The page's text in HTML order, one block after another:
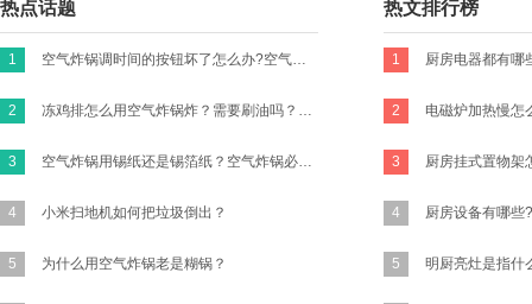
热点话题
1 空气炸锅调时间的按钮坏了怎么办?空气炸锅的时间转扭不归零咋办？
2 冻鸡排怎么用空气炸锅炸？需要刷油吗？怎么做才好吃有味道？买新鲜的鸡胸肉的话怎么做？
3 空气炸锅用锡纸还是锡箔纸？空气炸锅必须要放锡纸吗?
4 小米扫地机如何把垃圾倒出？
5 为什么用空气炸锅老是糊锅？
热文排行榜
1
2
3
4 厨房设备有哪些
5 明厨亮灶是指什